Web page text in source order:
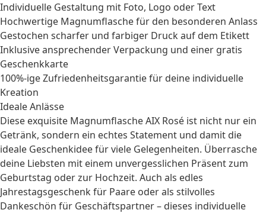
Individuelle Gestaltung mit Foto, Logo oder Text
Hochwertige Magnumflasche für den besonderen Anlass
Gestochen scharfer und farbiger Druck auf dem Etikett
Inklusive ansprechender Verpackung und einer gratis
Geschenkkarte
100%-ige Zufriedenheitsgarantie für deine individuelle
Kreation
Ideale Anlässe
Diese exquisite Magnumflasche AIX Rosé ist nicht nur ein
Getränk, sondern ein echtes Statement und damit die
ideale Geschenkideefür viele Gelegenheiten. Überrasche
deine Liebsten mit einem unvergesslichen Präsent zum
Geburtstag oder zur Hochzeit. Auch als edles
Jahrestagsgeschenkfür Paare oder als stilvolles
Dankeschön für Geschäftspartner – dieses individuelle